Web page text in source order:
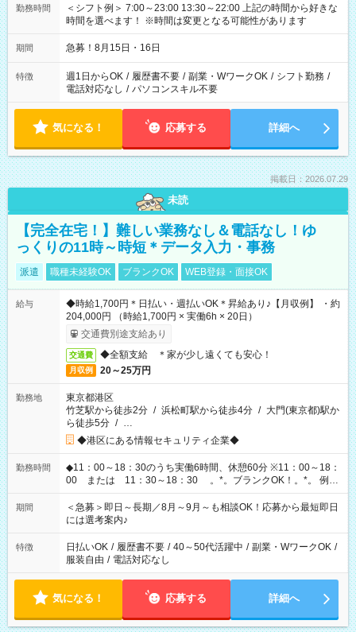
勤務時間
＜シフト例＞ 7:00～23:00 13:30～22:00 上記の時間から好きな
時間を選べます！ ※時間は変更となる可能性があります
期間 急募！8月15日・16日
特徴 週1日からOK / 履歴書不要 / 副業・WワークOK / シフト勤務 /
電話対応なし / パソコンスキル不要
気になる！ 応募する 詳細へ
掲載日：2026.07.29
未読
【完全在宅！】難しい業務なし＆電話なし！ゆ
っくりの11時～時短＊データ入力・事務
派遣 職種未経験OK ブランクOK WEB登録・面接OK
給与
◆時給1,700円＊日払い・週払いOK＊昇給あり♪【月収例】 ・約
204,000円 （時給1,700円 × 実働6h × 20日）
交通費別途支給あり
交通費 ◆全額支給 ＊家が少し遠くても安心！
月収例 20～25万円
勤務地
東京都港区
竹芝駅から徒歩2分 / 浜松町駅から徒歩4分 / 大門(東京都)駅か
ら徒歩5分 / …
◆港区にある情報セキュリティ企業◆
勤務時間
◆11：00～18：30のうち実働6時間、休憩60分 ※11：00～18：
00 または 11：30～18：30 。*。ブランクOK！。*。 例え
ば前職が、 在宅/財団法人/事務/コールセンター/受付/販売/カフェ
スタッフ スイーツ販売/ホテルフロント/化粧品販売/など 様々な
業界から入社して活躍されています♪
期間
＜急募＞即日～長期／8月～9月～も相談OK！応募から最短即日
には選考案内♪
特徴 日払いOK / 履歴書不要 / 40～50代活躍中 / 副業・WワークOK /
服装自由 / 電話対応なし
気になる！ 応募する 詳細へ